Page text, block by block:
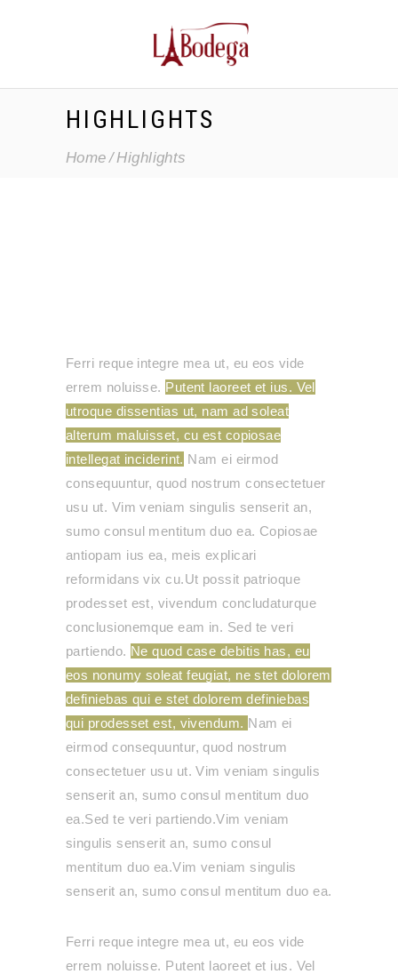
HIGHLIGHTS
Home Highlights
Ferri reque integre mea ut, eu eos vide
errem noluisse. Putent laoreet et ius. Vel
utroque dissentias ut, nam ad soleat
alterum maluisset, cu est copiosae
intellegat inciderint. Nam ei eirmod
consequuntur, quod nostrum consectetuer
usu ut. Vim veniam singulis senserit an,
sumo consul mentitum duo ea. Copiosae
antiopam ius ea, meis explicari
reformidans vix cu.Ut possit patrioque
prodesset est, vivendum concludaturque
conclusionemque eam in. Sed te veri
partiendo. Ne quod case debitis has, eu
eos nonumy soleat feugiat, ne stet dolorem
definiebas qui e stet dolorem definiebas
qui prodesset est, vivendum. Nam ei
eirmod consequuntur, quod nostrum
consectetuer usu ut. Vim veniam singulis
senserit an, sumo consul mentitum duo
ea.Sed te veri partiendo.Vim veniam
singulis senserit an, sumo consul
mentitum duo ea.Vim veniam singulis
senserit an, sumo consul mentitum duo ea.
Ferri reque integre mea ut, eu eos vide
errem noluisse. Putent laoreet et ius. Vel